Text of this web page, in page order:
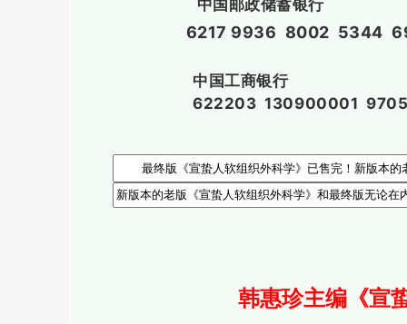
中国邮政储蓄银行
6217 9936 8002 5344
中国工商银行
622203 130900001 9705
韩惠珍主编《宣